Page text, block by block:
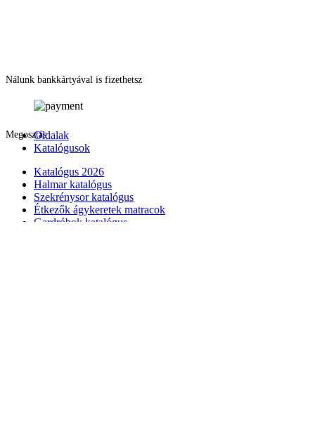
Nálunk bankkártyával is fizethetsz
MegosztásOldalak
Katalógusok
Katalógus 2026
Halmar katalógus
Szekrénysor katalógus
Étkezők ágykeretek matracok
Gardróbok katalógus